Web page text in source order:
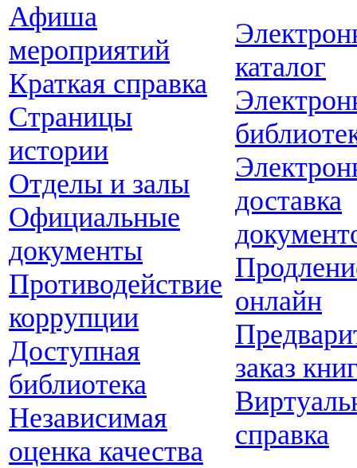
Афиша
мероприятий
Краткая справка
Страницы
истории
Отделы и залы
Официальные
документы
Противодействие
коррупции
Доступная
библиотека
Независимая
оценка качества
каталог
доставка
онлайн
заказ
справка